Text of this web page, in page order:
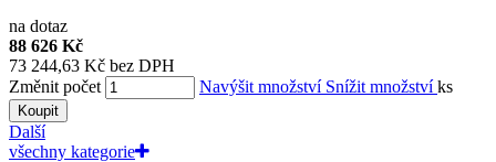
na dotaz
88 626 Kč
73 244,63 Kč bez DPH
Změnit počet
Navýšit množství Snížit množstvíks
Koupit
Další
všechny kategorie